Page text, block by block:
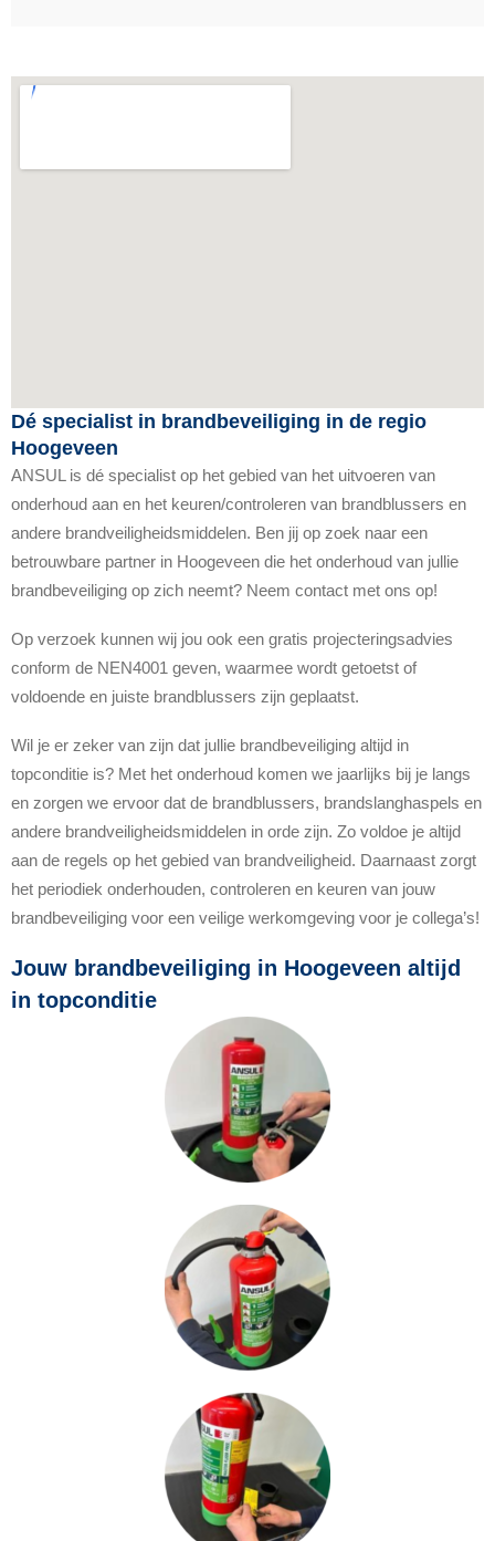
Dé specialist in brandbeveiliging in de regio
Hoogeveen
ANSUL is dé specialist op het gebied van het uitvoeren van
onderhoud aan en het keuren/controleren van brandblussers en
andere brandveiligheidsmiddelen. Ben jij op zoek naar een
betrouwbare partner in Hoogeveen die het onderhoud van jullie
brandbeveiliging op zich neemt? Neem contact met ons op!
Op verzoek kunnen wij jou ook een gratis projecteringsadvies
conform de NEN4001 geven, waarmee wordt getoetst of
voldoende en juiste brandblussers zijn geplaatst.
Wil je er zeker van zijn dat jullie brandbeveiliging altijd in
topconditie is? Met het onderhoud komen we jaarlijks bij je langs
en zorgen we ervoor dat de brandblussers, brandslanghaspels en
andere brandveiligheidsmiddelen in orde zijn. Zo voldoe je altijd
aan de regels op het gebied van brandveiligheid. Daarnaast zorgt
het periodiek onderhouden, controleren en keuren van jouw
brandbeveiliging voor een veilige werkomgeving voor je collega’s!
Jouw brandbeveiliging in Hoogeveen altijd
in topconditie